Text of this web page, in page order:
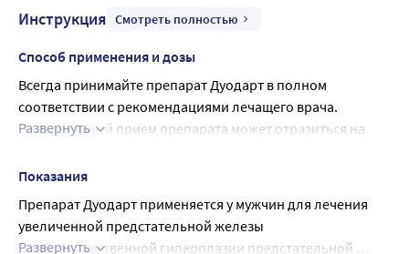
Инструкция Смотреть полностью
Способ применения и дозы
Всегда принимайте препарат Дуодарт в полном
соответствии с рекомендациями лечащего врача.
Нерегулярный прием препарата может отразиться на
посоветуйтесь с лечащим врачом.
Принимайте препарат через 30 минут после приема пищи
в одно и то же время ежедневно. Капсулы следует
Развернуть
Показания
Препарат Дуодарт применяется у мужчин для лечения
увеличенной предстательной железы
(iдоброкачественной гиперплазии предстательной
Развернуть